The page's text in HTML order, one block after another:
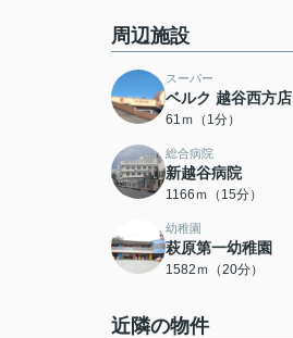
周辺施設
スーパー
ベルク 越谷西方店
61ｍ（1分）
総合病院
新越谷病院
1166ｍ（15分）
幼稚園
萩原第一幼稚園
1582ｍ（20分）
近隣の物件